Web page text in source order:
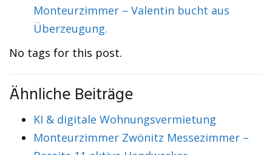
Monteurzimmer – Valentin bucht aus
Überzeugung.
No tags for this post.
Ähnliche Beiträge
KI & digitale Wohnungsvermietung
Monteurzimmer Zwönitz Messezimmer –